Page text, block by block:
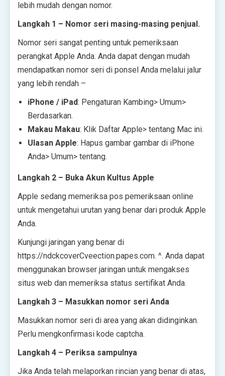
lebih mudah dengan nomor.
Langkah 1 – Nomor seri masing-masing penjual.
Nomor seri sangat penting untuk pemeriksaan
perangkat Apple Anda. Anda dapat dengan mudah
mendapatkan nomor seri di ponsel Anda melalui jalur
yang lebih rendah –
iPhone / iPad: Pengaturan Kambing> Umum>
Berdasarkan.
Makau Makau: Klik Daftar Apple> tentang Mac ini.
Ulasan Apple: Hapus gambar gambar di iPhone
Anda> Umum> tentang.
Langkah 2 – Buka Akun Kultus Apple
Apple sedang memeriksa pos pemeriksaan online
untuk mengetahui urutan yang benar dari produk Apple
Anda.
Kunjungi jaringan yang benar di
https://ndckcoverCveection.papes.com. ^. Anda dapat
menggunakan browser jaringan untuk mengakses
situs web dan memeriksa status sertifikat Anda.
Langkah 3 – Masukkan nomor seri Anda
Masukkan nomor seri di area yang akan didinginkan.
Perlu mengkonfirmasi kode captcha.
Langkah 4 – Periksa sampulnya
Jika Anda telah melaporkan rincian yang benar di atas,